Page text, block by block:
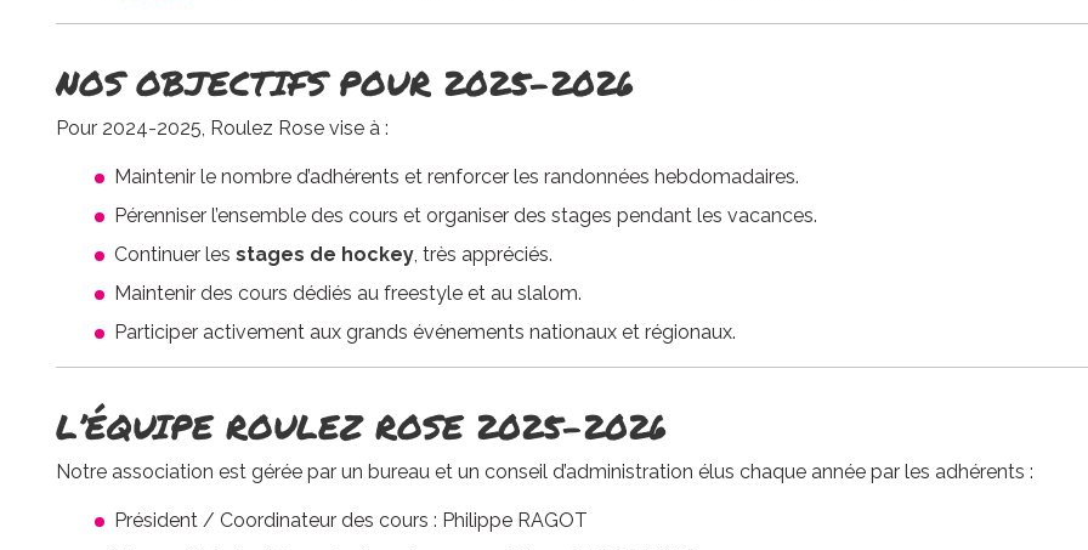
NOS OBJECTIFS POUR 2025-2026
Pour 2024-2025, Roulez Rose vise à :
Maintenir le nombre d’adhérents et renforcer les randonnées hebdomadaires.
Pérenniser l’ensemble des cours et organiser des stages pendant les vacances.
Continuer les stages de hockey, très appréciés.
Maintenir des cours dédiés au freestyle et au slalom.
Participer activement aux grands événements nationaux et régionaux.
L’ÉQUIPE ROULEZ ROSE 2025-2026
Notre association est gérée par un bureau et un conseil d’administration élus chaque année par les adhérents :
Président / Coordinateur des cours : Philippe RAGOT